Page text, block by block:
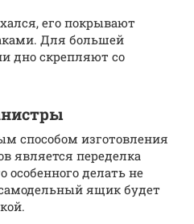
его покрывают
Для большей
дно скрепляют со
способом изготовления
является переделка
особенного делать не
ящик будет